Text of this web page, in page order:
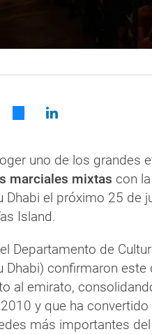
uno de los grandes
marciales mixtas con
Dhabi el próximo 25 de
Island.
Departamento de
Dhabi) confirmaron
al emirato,
y que ha convertido
más importantes